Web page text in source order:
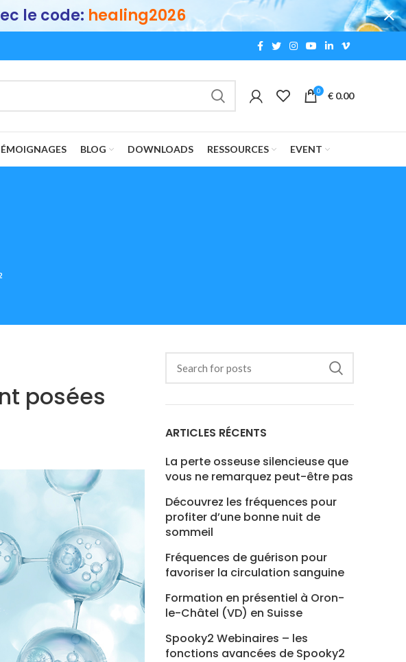
0 € 0.00
BLOG DOWNLOADS RESSOURCES EVENT
posées
ARTICLES RÉCENTS
La perte osseuse silencieuse que
vous ne remarquez peut-être pas
Découvrez les fréquences pour
profiter d’une bonne nuit de
sommeil
Fréquences de guérison pour
favoriser la circulation sanguine
Formation en présentiel à Oron-
le-Châtel (VD) en Suisse
Spooky2 Webinaires – les
fonctions avancées de Spooky2
le code: healing2026